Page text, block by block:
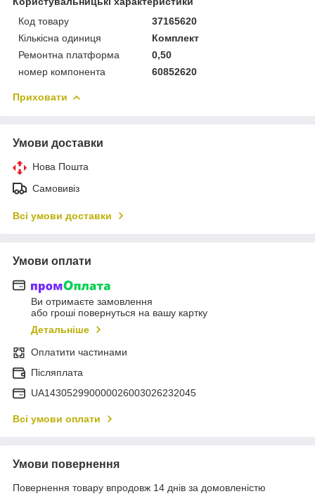
Код товару
37165620
Кількісна одиниця
Комплект
Ремонтна платформа
0,50
номер компонента
60852620
Приховати
Умови доставки
Нова Пошта
Самовивіз
Всі умови доставки
Умови оплати
Ви отримаєте замовлення
або гроші повернуться на вашу картку
Детальніше
Оплатити частинами
Післяплата
UA143052990000026003026232045
Всі умови оплати
Умови повернення
Повернення товару впродовж 14 днів за домовленістю